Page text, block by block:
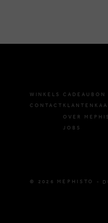
WINKELS
CONTACT
CADEAUBON
OVER
JOBS
© 2026 MEPHISTO -